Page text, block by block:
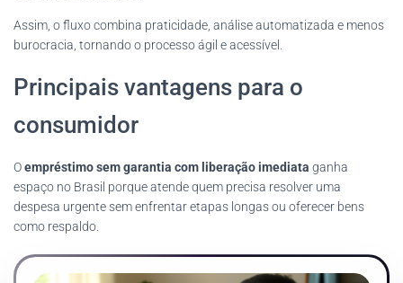
Assim, o fluxo combina praticidade, análise automatizada e menos
burocracia, tornando o processo ágil e acessível.
Principais vantagens para o
consumidor
Oempréstimo sem garantia com liberação imediata ganha
espaço no Brasil porque atende quem precisa resolver uma
despesa urgente sem enfrentar etapas longas ou oferecer bens
como respaldo.